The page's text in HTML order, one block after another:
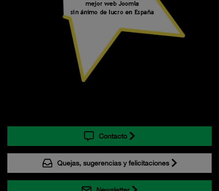
Contacto
Quejas, sugerencias y felicitaciones